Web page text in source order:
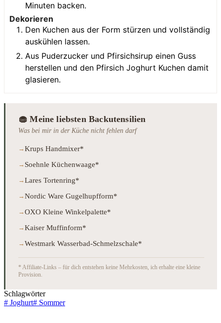
Minuten backen.
Dekorieren
Den Kuchen aus der Form stürzen und vollständig
auskühlen lassen.
Aus Puderzucker und Pfirsichsirup einen Guss
herstellen und den Pfirsich Joghurt Kuchen damit
glasieren.
🧁 Meine liebsten Backutensilien
Was bei mir in der Küche nicht fehlen darf
Krups Handmixer*
Soehnle Küchenwaage*
Lares Tortenring*
Nordic Ware Gugelhupfform*
OXO Kleine Winkelpalette*
Kaiser Muffinform*
Westmark Wasserbad-Schmelzschale*
* Affiliate-Links – für dich entstehen keine Mehrkosten, ich erhalte eine kleine
Provision.
Schlagwörter
# Joghurt# Sommer